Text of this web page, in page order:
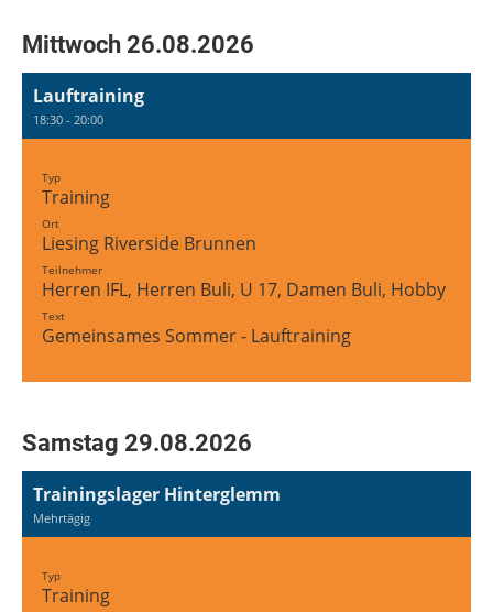
Mittwoch 26.08.2026
Lauftraining
18:30 - 20:00
Typ
Training
Ort
Liesing Riverside Brunnen
Teilnehmer
Herren IFL, Herren Buli, U 17, Damen Buli, Hobby
Text
Gemeinsames Sommer - Lauftraining
Samstag 29.08.2026
Trainingslager Hinterglemm
Mehrtägig
Typ
Training